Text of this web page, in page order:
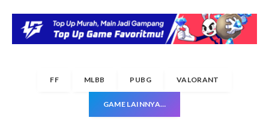
FF MLBB PUBG VALORANT
GAME LAINNYA…